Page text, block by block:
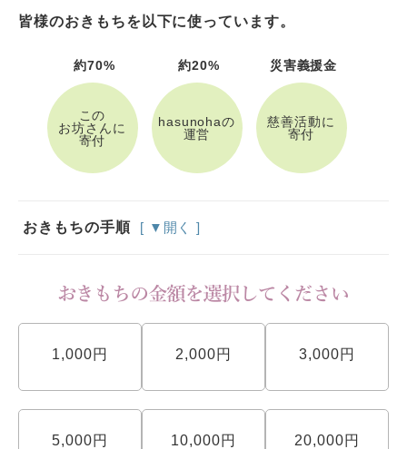
皆様のおきもちを以下に使っています。
約70%
この
お坊さんに
寄付
約20%
hasunohaの
運営
災害義援金
慈善活動に
寄付
おきもちの手順 [ ▼開く ]
1,000円 2,000円 3,000円
5,000円 10,000円 20,000円